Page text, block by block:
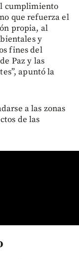
cumplimiento
que refuerza el
propia, al
y
fines del
Paz y las
apuntó la
a las zonas
de las